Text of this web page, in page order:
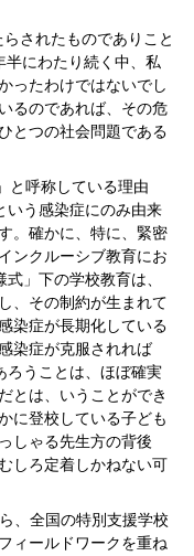
されたものでありこと
にわたり続く中、私
ったわけではないでし
るのであれば、その危
とつの社会問題である
と呼称している理由
いう感染症にのみ由来
。確かに、特に、緊密
ンクルーシブ教育にお
」下の学校教育は、
、その制約が生まれて
染症が長期化している
染症が克服されれば
ろうことは、ほぼ確実
とは、いうことができ
に登校している子ども
しゃる先生方の背後
しろ定着しかねない可
、全国の特別支援学校
ィールドワークを重ね